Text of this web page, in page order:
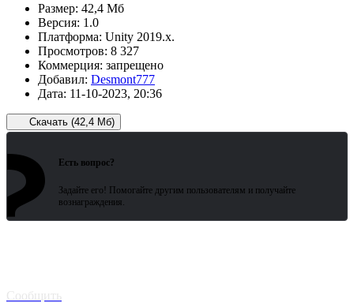
Размер: 42,4 Мб
Версия: 1.0
Платформа: Unity 2019.x.
Просмотров: 8 327
Коммерция: запрещено
Добавил: Desmont777
Дата: 11-10-2023, 20:36
Скачать (42,4 Мб)
Есть вопрос?
Задайте его! Помогайте другим пользователям и получайте
вознаграждения.
Сообщить